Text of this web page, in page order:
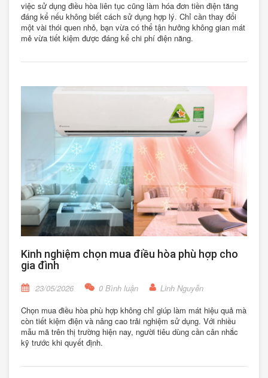
việc sử dụng điều hòa liên tục cũng làm hóa đơn tiền điện tăng
đáng kể nếu không biết cách sử dụng hợp lý. Chỉ cần thay đổi
một vài thói quen nhỏ, bạn vừa có thể tận hưởng không gian mát
mẻ vừa tiết kiệm được đáng kể chi phí điện năng.
Kinh nghiệm chọn mua điều hòa phù hợp cho
gia đình
23/05/2026 0 Bình luận
Linh Nguyễn
Chọn mua điều hòa phù hợp không chỉ giúp làm mát hiệu quả mà
còn tiết kiệm điện và nâng cao trải nghiệm sử dụng. Với nhiều
mẫu mã trên thị trường hiện nay, người tiêu dùng cần cân nhắc
kỹ trước khi quyết định.